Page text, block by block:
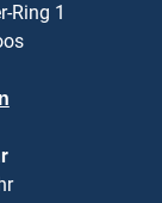
Ring 1